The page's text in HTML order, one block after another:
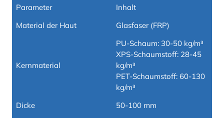
Parameter
Inhalt
Material der Haut
Glasfaser (FRP)
Kernmaterial
PU-Schaum: 30-50 kg/m³
XPS-Schaumstoff: 28-45
kg/m³
PET-Schaumstoff: 60-130
kg/m³
Dicke
50-100 mm